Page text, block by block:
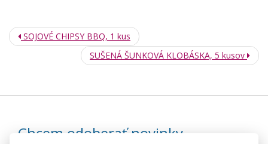
SOJOVÉ CHIPSY BBQ, 1 kus
SUŠENÁ ŠUNKOVÁ KLOBÁSKA, 5 kusov
Chcem odoberať novinky